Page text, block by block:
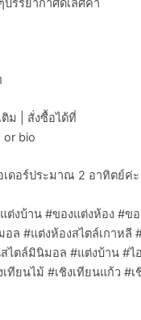
รรยากาศดีเลิศค่า
ม | สั่งซื้อได้ที่
or bio
ดอร์ประมาณ 2 อาทิตย์
ต่งบ้าน #ของแต่งห้อง #ข
ล #แต่งห้องสไตล์เกาหลี
ไตล์มินิมอล #แต่งบ้าน #ไ
ทียนไม้ #เชิงเทียนแก้ว #เ